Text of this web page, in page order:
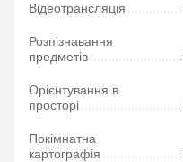
Відеотрансляція
Розпізнавання
предметів
Орієнтування в
просторі
Покімнатна
картографія